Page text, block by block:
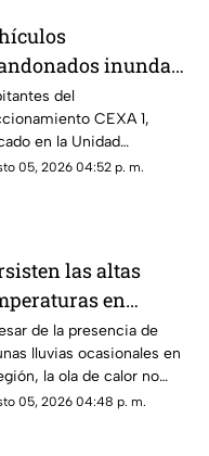
en Orizaba, Veracruz,
al 23 de agosto.inundan
Habitacional
Vecinos
foco de
e inseguridad
del
CEXA 1,
en la Unidad
Colosio, han
abandonados en la
05, 2026 04:52 p. m.
las altas
en
por efecto de
de la presencia de
lluvias ocasionales en
la ola de calor no
en el estado de Guerrero.
05, 2026 04:48 p. m.